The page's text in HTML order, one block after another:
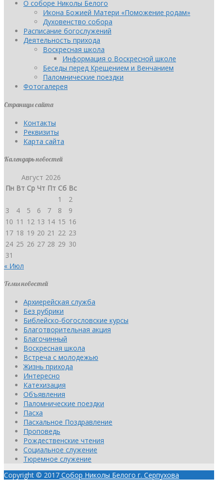
О соборе Николы Белого
Икона Божией Матери «Поможение родам»
Духовенство собора
Расписание богослужений
Деятельность прихода
Воскресная школа
Информация о Воскресной школе
Беседы перед Крещением и Венчанием
Паломнические поездки
Фотогалерея
Страницы сайта
Контакты
Реквизиты
Карта сайта
Календарь новостей
Август 2026
Пн Вт Ср Чт Пт Сб Вс
1
2
3
4 5 6 7 8
9
10 11 12 13 14 15 16
17 18 19 20 21 22 23
24 25 26 27 28 29 30
31
« Июл
Темы новостей
Архиерейская служба
Без рубрики
Библейско-богословские курсы
Благотворительная акция
Благочинный
Воскресная школа
Встреча с молодежью
Жизнь прихода
Интересно
Катехизация
Объявления
Паломнические поездки
Пасха
Пасхальное Поздравление
Проповедь
Рождественские чтения
Социальное служение
Тюремное служение
Copyright © 2017 Собор Николы Белого г. Серпухова